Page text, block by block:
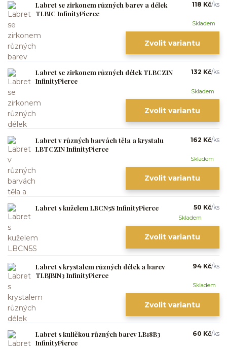
Labret se zirkonem různých barev a délek
TLBIC InfinityPierce
118 Kč/ks
Skladem
Zvolit variantu
Labret se zirkonem různých délek TLBCZIN
InfinityPierce
132 Kč/ks
Skladem
Zvolit variantu
Labret v různých barvách těla a krystalu
LBTCZIN InfinityPierce
162 Kč/ks
Skladem
Zvolit variantu
Labret s kuželem LBCN5S InfinityPierce 50 Kč/ks
Skladem
Zvolit variantu
Labret s krystalem různých délek a barev
TLBJBIN3 InfinityPierce
94 Kč/ks
Skladem
Zvolit variantu
Labret s kuličkou různých barev LB18B3
InfinityPierce
60 Kč/ks